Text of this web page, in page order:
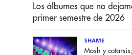
Los álbumes que no
primer semestre de 2026
SHAME
Mosh y